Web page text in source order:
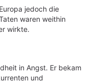
jedoch die
waren weithin
wirkte.
in Angst. Er bekam
und